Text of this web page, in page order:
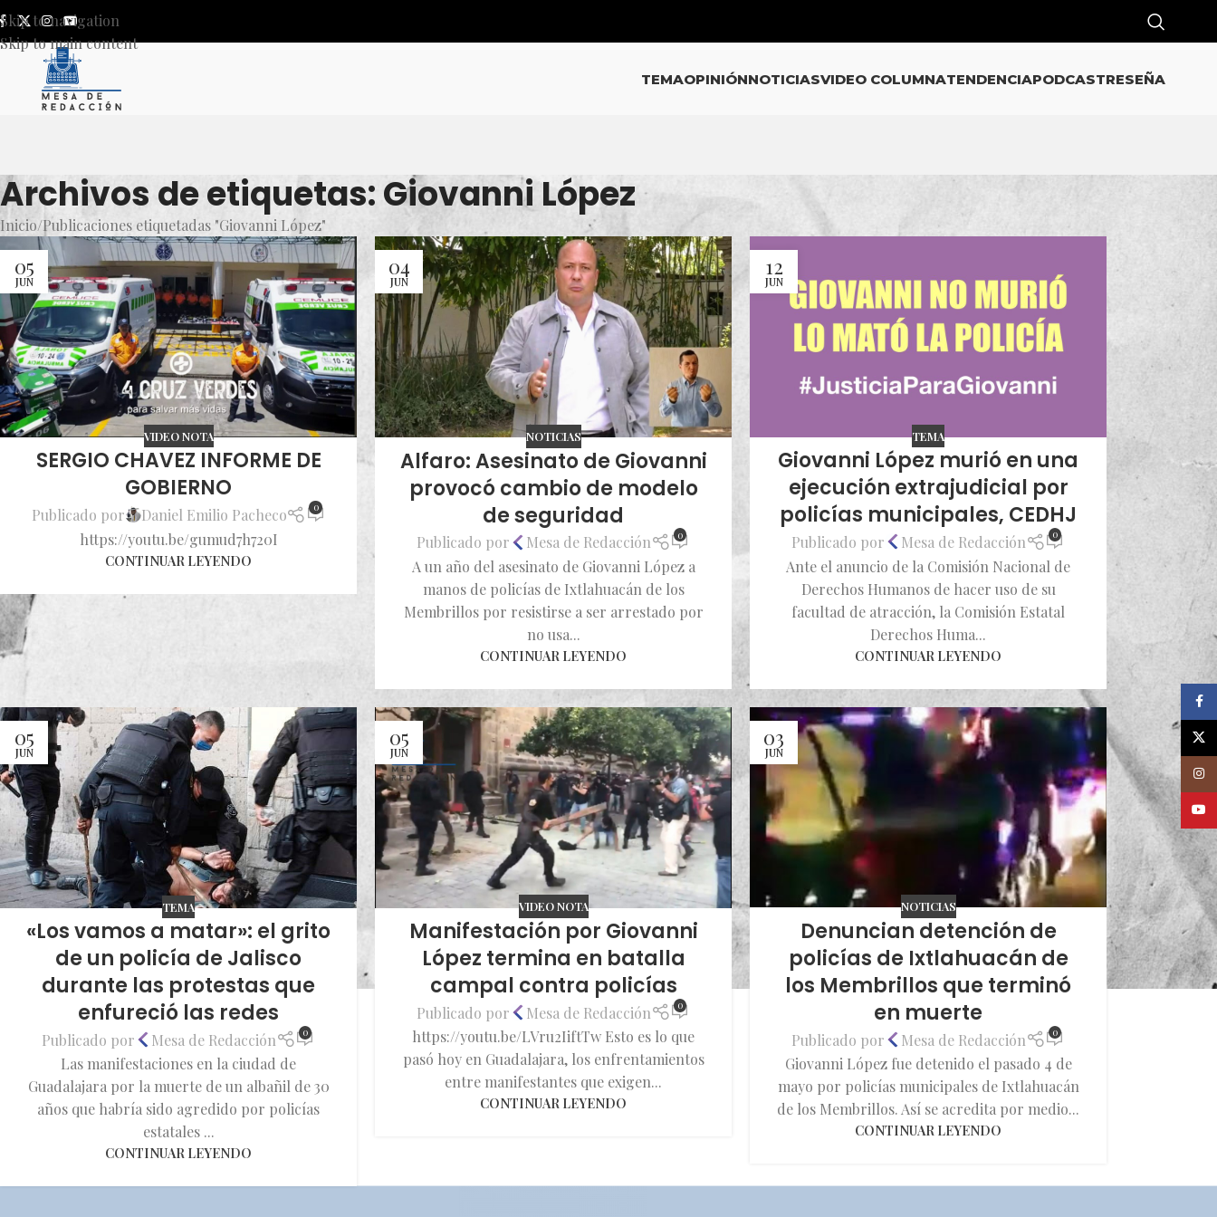
Skip to navigation
Skip to main content
TEMAOPINIÓNNOTICIASVIDEO COLUMNATENDENCIAPODCASTRESEÑA
Archivos de etiquetas: Giovanni López
Inicio Publicaciones etiquetadas "Giovanni López"
05
JUN
VIDEO NOTA
SERGIO CHAVEZ INFORME DE
GOBIERNO
Publicado por Daniel Emilio Pacheco 0
https://youtu.be/gumud7h720I
CONTINUAR LEYENDO
04
JUN
NOTICIAS
Alfaro: Asesinato de Giovanni
provocó cambio de modelo
de seguridad
Publicado por Mesa de Redacción 0
A un año del asesinato de Giovanni López a
manos de policías de Ixtlahuacán de los
Membrillos por resistirse a ser arrestado por
no usa...
CONTINUAR LEYENDO
12
JUN
TEMA
Giovanni López murió en una
ejecución extrajudicial por
policías municipales, CEDHJ
Publicado por Mesa de Redacción 0
Ante el anuncio de la Comisión Nacional de
Derechos Humanos de hacer uso de su
facultad de atracción, la Comisión Estatal
Derechos Huma...
CONTINUAR LEYENDO
05
JUN
TEMA
«Los vamos a matar»: el grito
de un policía de Jalisco
durante las protestas que
enfureció las redes
Publicado por Mesa de Redacción 0
Las manifestaciones en la ciudad de
Guadalajara por la muerte de un albañil de 30
años que habría sido agredido por policías
estatales ...
CONTINUAR LEYENDO
05
JUN
VIDEO NOTA
Manifestación por Giovanni
López termina en batalla
campal contra policías
Publicado por Mesa de Redacción 0
https://youtu.be/LVru2IiftTw Esto es lo que
pasó hoy en Guadalajara, los enfrentamientos
entre manifestantes que exigen...
CONTINUAR LEYENDO
03
JUN
NOTICIAS
Denuncian detención de
policías de Ixtlahuacán de
los Membrillos que terminó
en muerte
Publicado por Mesa de Redacción 0
Giovanni López fue detenido el pasado 4 de
mayo por policías municipales de Ixtlahuacán
de los Membrillos. Así se acredita por medio...
CONTINUAR LEYENDO